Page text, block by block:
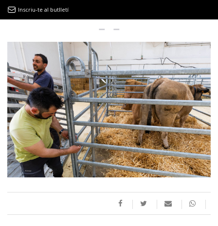
9MAGAZÍN
EL CLÀSSIC | ALBERT PLA
“LA VIDA ÉS COM LA MAR: SEMPRE BUSCA L’EQUILIBRI”
NOVETATS DISCOGRÀFIQUES
EL CLÀSSIC | ELS 3 TAMBORS
TEMÀTIQUES
()
Inscriu-te al butlletí